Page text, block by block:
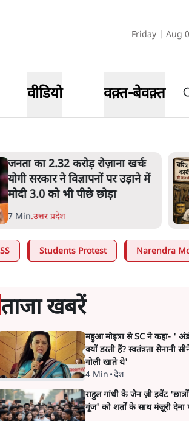
Friday | Aug
वीडियो वक़्त-बेवक़्त
जनता का 2.32 करोड़ रोज़ाना खर्चः
योगी सरकार ने विज्ञापनों पर उड़ाने में
मोदी 3.0 को भी पीछे छोड़ा
7 Min.उत्तर प्रदेश
Students Protest Narendra
ताजा खबरें
महुआ मोइत्रा से SC ने कहा- '
क्यों डरती हैं? स्वतंत्रता सेनानी
गोली खाते थे'
4 Min •देश
राहुल गांधी के जेन ज़ी इवेंट
गूंज' को शर्तों के साथ मंज़ूरी देना